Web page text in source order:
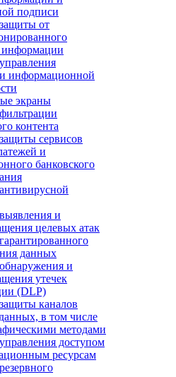
подписи
от
информации
информационной
экраны
контента
сервисов
и
банковского
и
целевых атак
данных
и
утечек
(DLP)
каналов
в том числе
методами
доступом
ресурсам